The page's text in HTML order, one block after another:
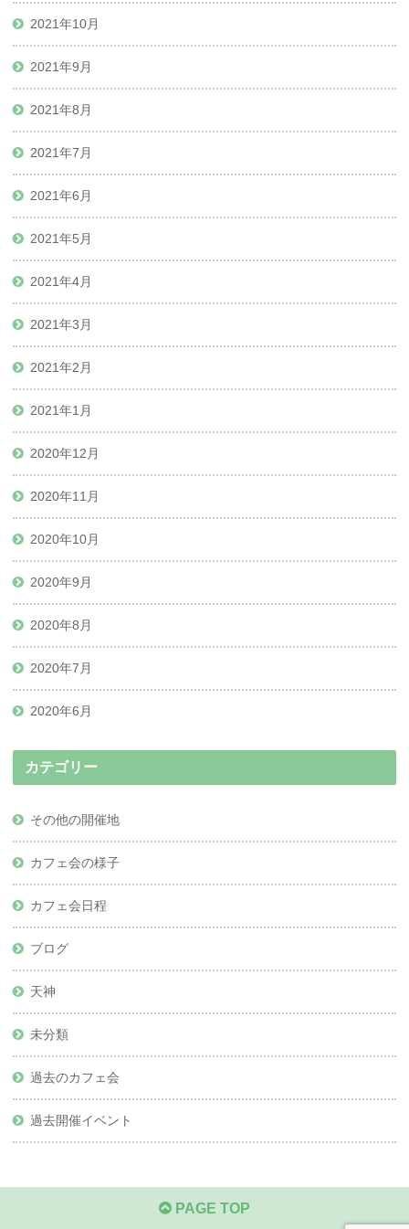
2021年10月
2021年9月
2021年8月
2021年7月
2021年6月
2021年5月
2021年4月
2021年3月
2021年2月
2021年1月
2020年12月
2020年11月
2020年10月
2020年9月
2020年8月
2020年7月
2020年6月
カテゴリー
その他の開催地
カフェ会の様子
カフェ会日程
ブログ
天神
未分類
過去のカフェ会
過去開催イベント
PAGE TOP